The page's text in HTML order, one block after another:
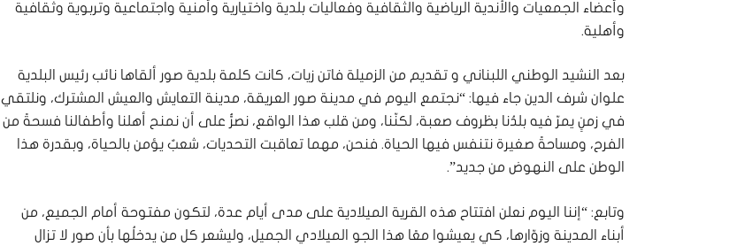
وأعضاء الجمعيات والأندية الرياضية والثقافية وفعاليات بلدية واختيارية وأمنية واجتماعية وتربوية وثقافية
وأهلية.
بعد النشيد الوطني اللبناني و تقديم من الزميلة فاتن زيات، كانت كلمة بلدية صور ألقاها نائب رئيس البلدية
علوان شرف الدين جاء فيها: “نجتمع اليوم في مدينة صور العريقة، مدينة التعايش والعيش المشترك، ونلتقي
في زمنٍ يمرّ فيه بلدُنا بظروف صعبة، لكنّنا، ومن قلب هذا الواقع، نصرُّ على أن نمنح أهلنا وأطفالنا فسحةً من
الفرح، ومساحةً صغيرة نتنفس فيها الحياة. فنحن، مهما تعاقبت التحديات، شعبٌ يؤمن بالحياة، وبقدرة هذا
الوطن على النهوض من جديد”.
وتابع: “إننا اليوم نعلن افتتاح هذه القرية الميلادية على مدى أيام عدة، لتكون مفتوحة أمام الجميع، من
أبناء المدينة وزوّارها، كي يعيشوا معًا هذا الجو الميلادي الجميل، وليشعر كل من يدخلُها بأن صور لا تزال